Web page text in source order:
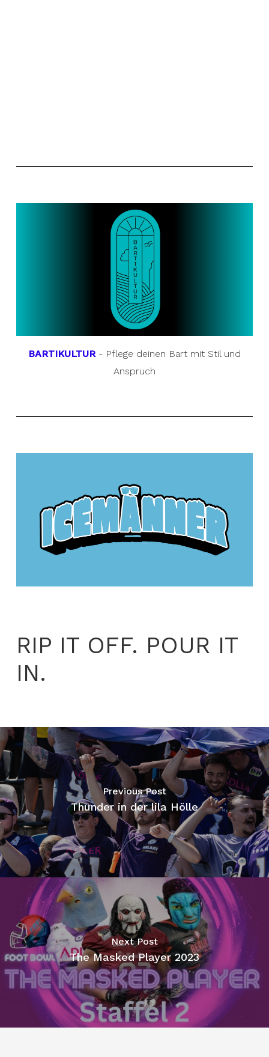
BARTIKULTUR- Pflege deinen Bart mit Stil und
Anspruch
RIP IT OFF. POUR IT
IN.
Previous Post
Thunder in der lila Hölle
Next Post
The Masked Player 2023